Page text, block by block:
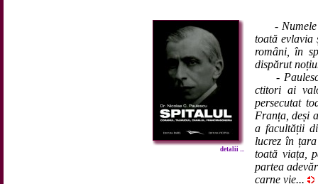
detalii ...
-
toată evlavia
români, în
dispărut
-
ctitori ai
persecutat
Franța, deși
a facultății
lucrez în
toată viața,
partea
carne vie...